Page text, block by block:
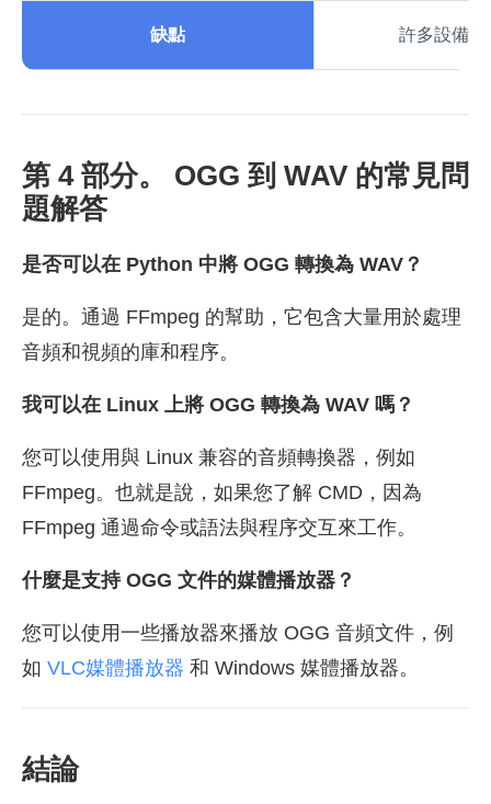
缺點 許多設備不
第 4 部分。 OGG 到 WAV 的常見問
題解答
是否可以在 Python 中將 OGG 轉換為 WAV？
是的。通過 FFmpeg 的幫助，它包含大量用於處理
音頻和視頻的庫和程序。
我可以在 Linux 上將 OGG 轉換為 WAV 嗎？
您可以使用與 Linux 兼容的音頻轉換器，例如
FFmpeg。也就是說，如果您了解 CMD，因為
FFmpeg 通過命令或語法與程序交互來工作。
什麼是支持 OGG 文件的媒體播放器？
您可以使用一些播放器來播放 OGG 音頻文件，例
如 VLC媒體播放器 和 Windows 媒體播放器。
結論